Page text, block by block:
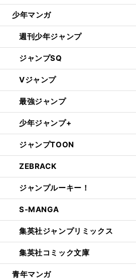
少年マンガ
週刊少年ジャンプ
ジャンプSQ
Vジャンプ
最強ジャンプ
少年ジャンプ+
ジャンプTOON
ZEBRACK
ジャンプルーキー！
S-MANGA
集英社ジャンプリミックス
集英社コミック文庫
青年マンガ